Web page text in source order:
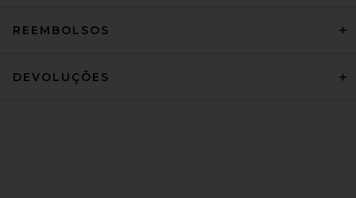
REEMBOLSOS
DEVOLUÇÕES